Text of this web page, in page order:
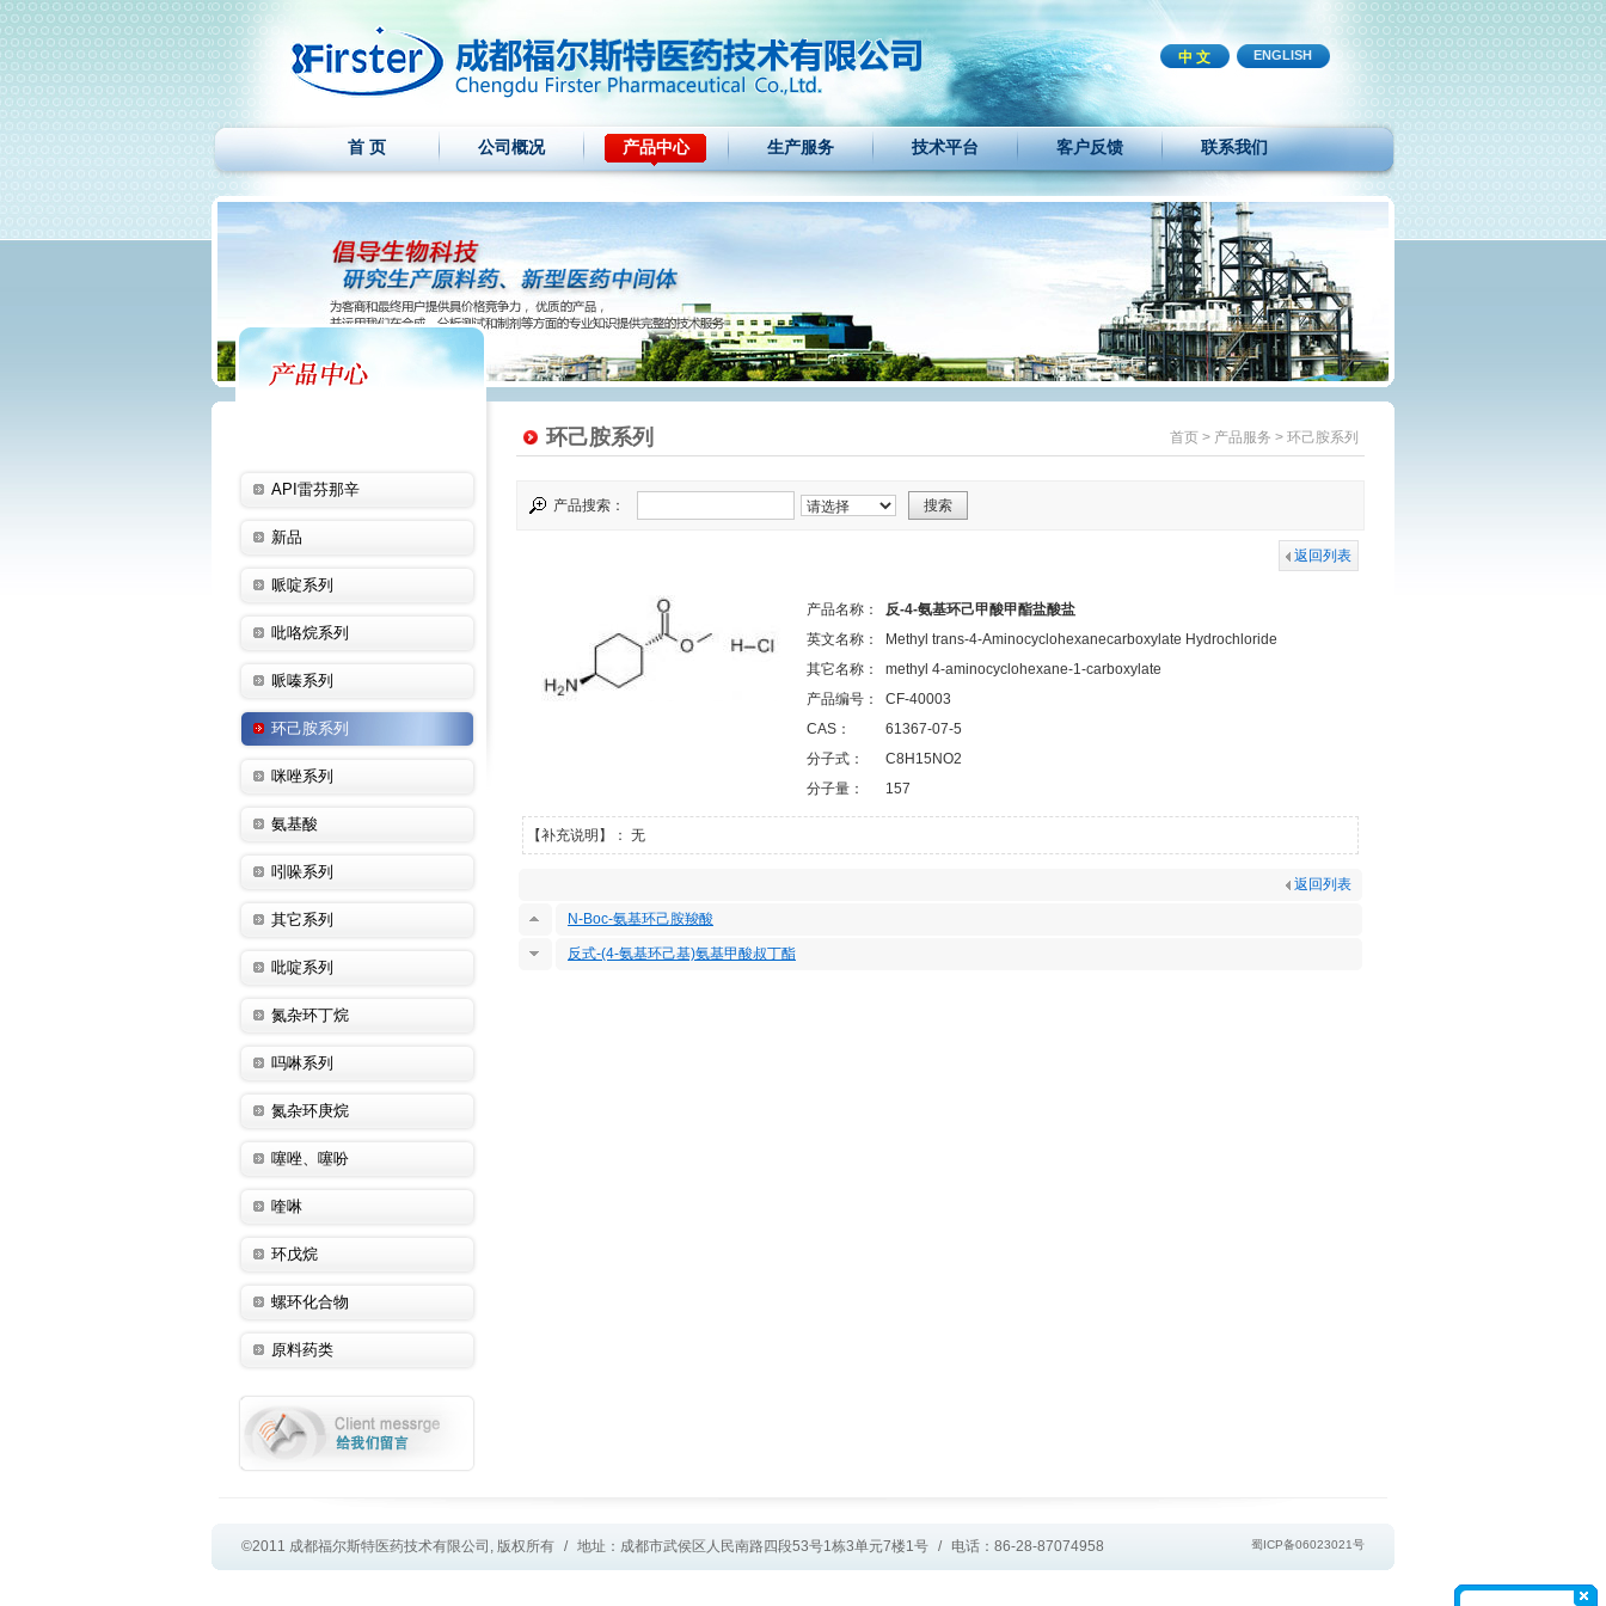
中 文 ENGLISH
首 页 公司概况 产品中心 生产服务 技术平台 客户反馈 联系我们
API雷芬那辛
新品
哌啶系列
吡咯烷系列
哌嗪系列
环己胺系列
咪唑系列
氨基酸
吲哚系列
其它系列
吡啶系列
氮杂环丁烷
吗啉系列
氮杂环庚烷
噻唑、噻吩
喹啉
环戊烷
螺环化合物
原料药类
环己胺系列 首页 > 产品服务 > 环己胺系列
产品搜索：
返回列表
产品名称：
反-4-氨基环己甲酸甲酯盐酸盐
英文名称：
Methyl trans-4-Aminocyclohexanecarboxylate Hydrochloride
其它名称：
methyl 4-aminocyclohexane-1-carboxylate
产品编号：
CF-40003
CAS：
61367-07-5
分子式：
C8H15NO2
分子量：
157
【补充说明】： 无
返回列表
N-Boc-氨基环己胺羧酸
反式-(4-氨基环己基)氨基甲酸叔丁酯
蜀ICP备06023021号
©2011 成都福尔斯特医药技术有限公司, 版权所有 / 地址：成都市武侯区人民南路四段53号1栋3单元7楼1号 / 电话：86-28-87074958